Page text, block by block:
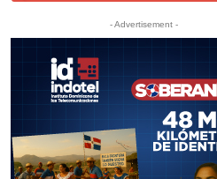
- Advertisement -